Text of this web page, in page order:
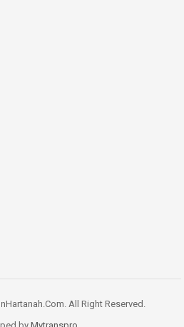
All Right Reserved.
by Mytranspro